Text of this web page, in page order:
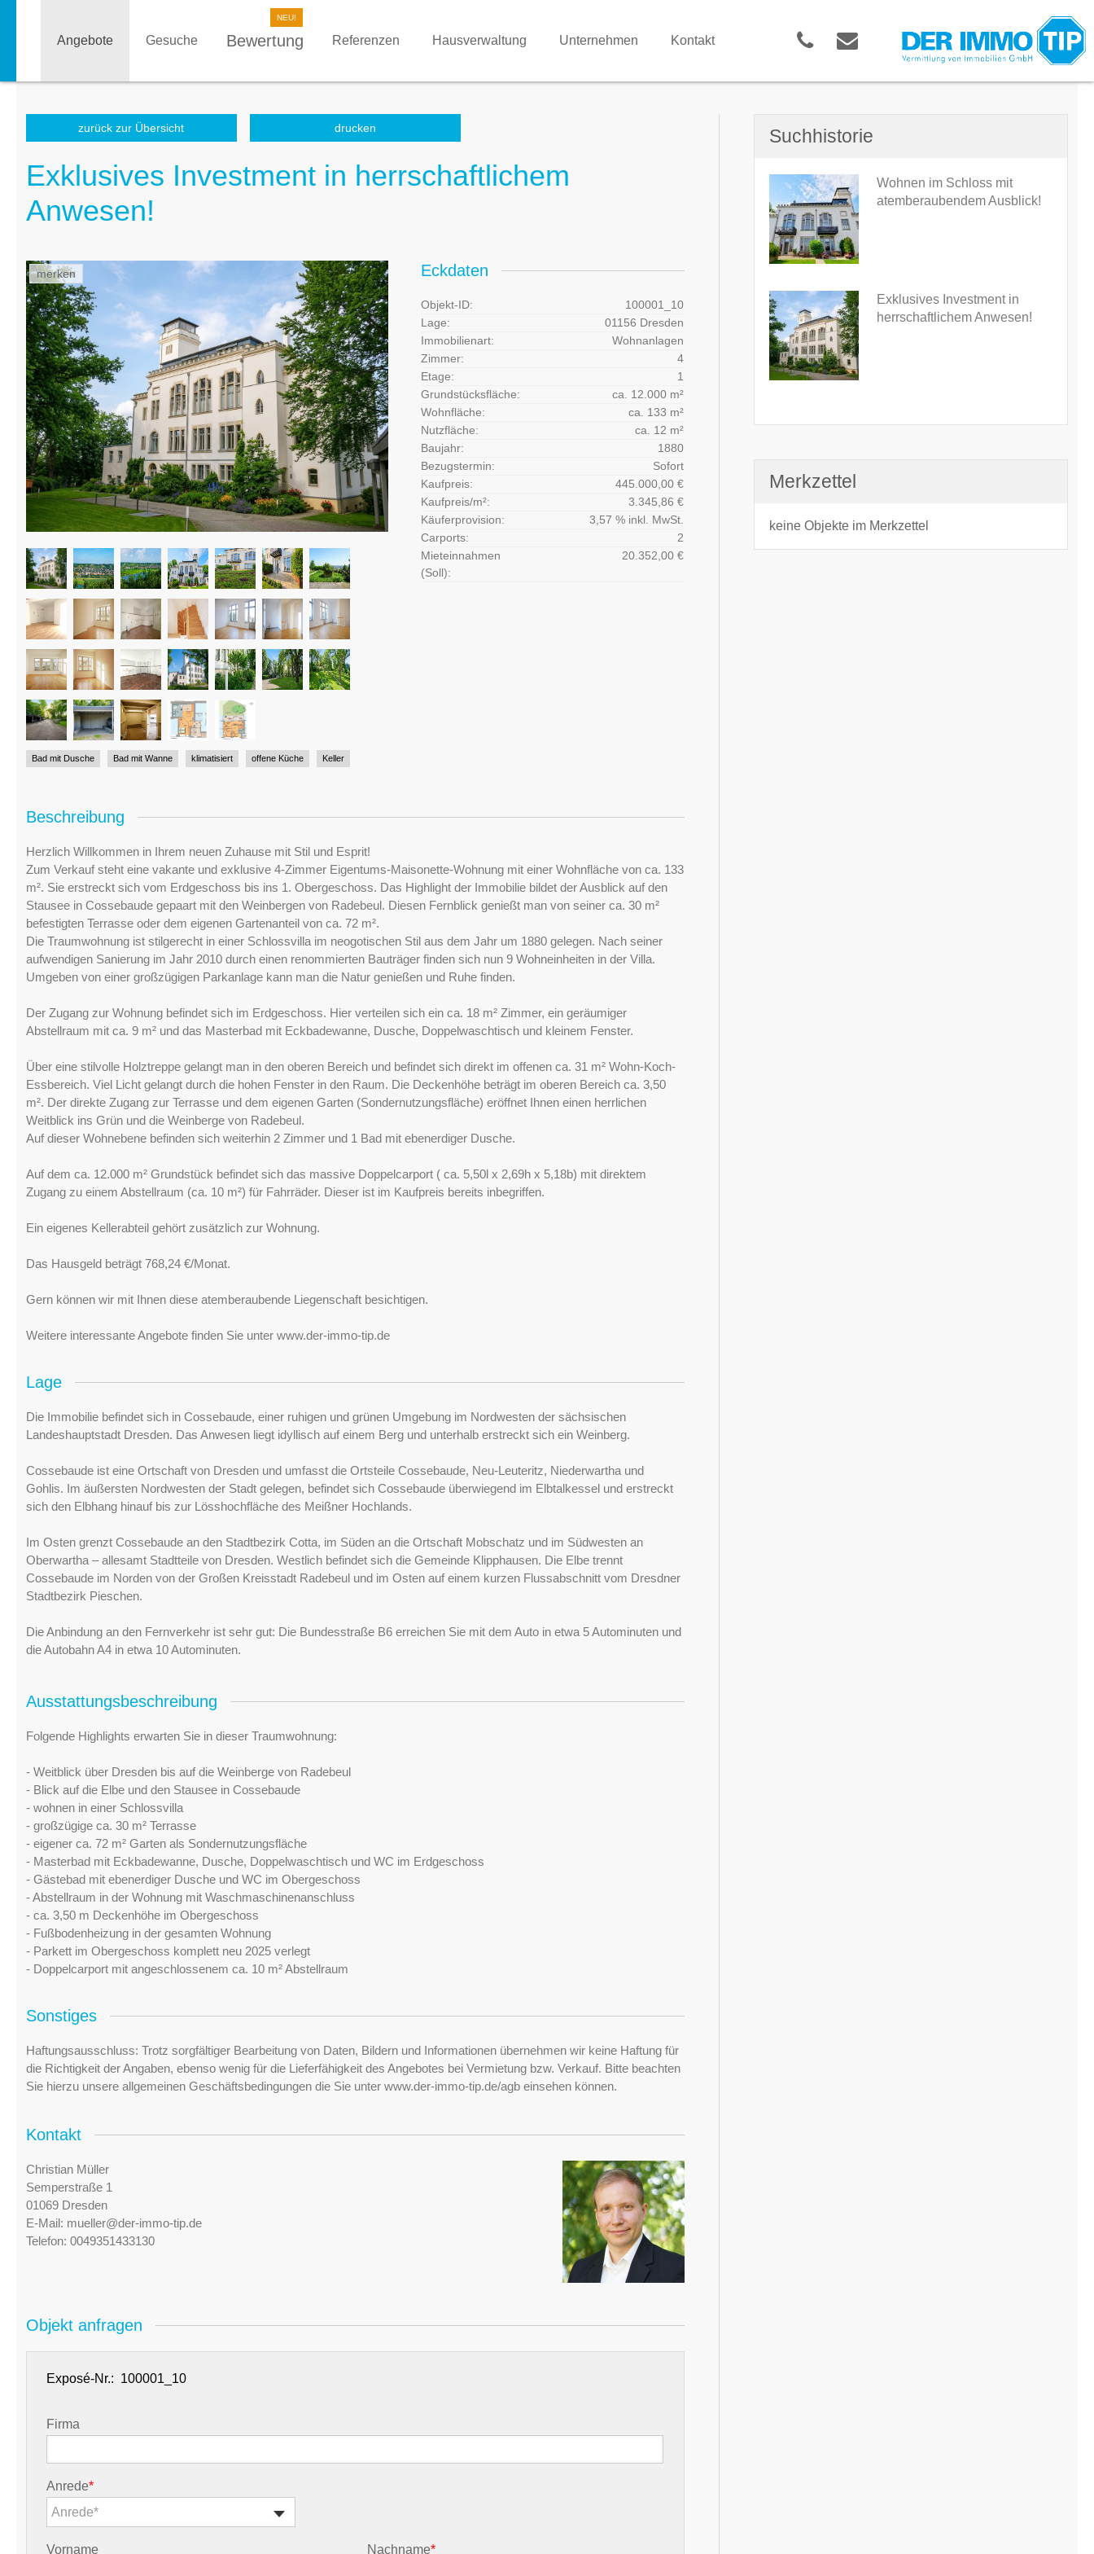
Angebote Gesuche Bewertung Referenzen Hausverwaltung Unternehmen Kontakt
zurück zur Übersicht drucken
Exklusives Investment in herrschaftlichem
Anwesen!
merken
Bad mit Dusche Bad mit Wanne klimatisiert offene Küche Keller
Eckdaten
Objekt-ID:
100001_10
Lage:
01156 Dresden
Immobilienart:
Wohnanlagen
Zimmer:
4
Etage:
1
Grundstücksfläche:
ca. 12.000 m²
Wohnfläche:
ca. 133 m²
Nutzfläche:
ca. 12 m²
Baujahr:
1880
Bezugstermin:
Sofort
Kaufpreis:
445.000,00 €
Kaufpreis/m²:
3.345,86 €
Käuferprovision:
3,57 % inkl. MwSt.
Carports:
2
Mieteinnahmen
(Soll):
20.352,00 €
Beschreibung
Herzlich Willkommen in Ihrem neuen Zuhause mit Stil und Esprit!
Zum Verkauf steht eine vakante und exklusive 4-Zimmer Eigentums-Maisonette-Wohnung mit einer Wohnfläche von ca. 133
m². Sie erstreckt sich vom Erdgeschoss bis ins 1. Obergeschoss. Das Highlight der Immobilie bildet der Ausblick auf den
Stausee in Cossebaude gepaart mit den Weinbergen von Radebeul. Diesen Fernblick genießt man von seiner ca. 30 m²
befestigten Terrasse oder dem eigenen Gartenanteil von ca. 72 m².
Die Traumwohnung ist stilgerecht in einer Schlossvilla im neogotischen Stil aus dem Jahr um 1880 gelegen. Nach seiner
aufwendigen Sanierung im Jahr 2010 durch einen renommierten Bauträger finden sich nun 9 Wohneinheiten in der Villa.
Umgeben von einer großzügigen Parkanlage kann man die Natur genießen und Ruhe finden.
Der Zugang zur Wohnung befindet sich im Erdgeschoss. Hier verteilen sich ein ca. 18 m² Zimmer, ein geräumiger
Abstellraum mit ca. 9 m² und das Masterbad mit Eckbadewanne, Dusche, Doppelwaschtisch und kleinem Fenster.
Über eine stilvolle Holztreppe gelangt man in den oberen Bereich und befindet sich direkt im offenen ca. 31 m² Wohn-Koch-
Essbereich. Viel Licht gelangt durch die hohen Fenster in den Raum. Die Deckenhöhe beträgt im oberen Bereich ca. 3,50
m². Der direkte Zugang zur Terrasse und dem eigenen Garten (Sondernutzungsfläche) eröffnet Ihnen einen herrlichen
Weitblick ins Grün und die Weinberge von Radebeul.
Auf dieser Wohnebene befinden sich weiterhin 2 Zimmer und 1 Bad mit ebenerdiger Dusche.
Auf dem ca. 12.000 m² Grundstück befindet sich das massive Doppelcarport ( ca. 5,50l x 2,69h x 5,18b) mit direktem
Zugang zu einem Abstellraum (ca. 10 m²) für Fahrräder. Dieser ist im Kaufpreis bereits inbegriffen.
Ein eigenes Kellerabteil gehört zusätzlich zur Wohnung.
Das Hausgeld beträgt 768,24 €/Monat.
Gern können wir mit Ihnen diese atemberaubende Liegenschaft besichtigen.
Weitere interessante Angebote finden Sie unter www.der-immo-tip.de
Lage
Die Immobilie befindet sich in Cossebaude, einer ruhigen und grünen Umgebung im Nordwesten der sächsischen
Landeshauptstadt Dresden. Das Anwesen liegt idyllisch auf einem Berg und unterhalb erstreckt sich ein Weinberg.
Cossebaude ist eine Ortschaft von Dresden und umfasst die Ortsteile Cossebaude, Neu-Leuteritz, Niederwartha und
Gohlis. Im äußersten Nordwesten der Stadt gelegen, befindet sich Cossebaude überwiegend im Elbtalkessel und erstreckt
sich den Elbhang hinauf bis zur Lösshochfläche des Meißner Hochlands.
Im Osten grenzt Cossebaude an den Stadtbezirk Cotta, im Süden an die Ortschaft Mobschatz und im Südwesten an
Oberwartha – allesamt Stadtteile von Dresden. Westlich befindet sich die Gemeinde Klipphausen. Die Elbe trennt
Cossebaude im Norden von der Großen Kreisstadt Radebeul und im Osten auf einem kurzen Flussabschnitt vom Dresdner
Stadtbezirk Pieschen.
Die Anbindung an den Fernverkehr ist sehr gut: Die Bundesstraße B6 erreichen Sie mit dem Auto in etwa 5 Autominuten und
die Autobahn A4 in etwa 10 Autominuten.
Ausstattungsbeschreibung
Folgende Highlights erwarten Sie in dieser Traumwohnung:
- Weitblick über Dresden bis auf die Weinberge von Radebeul
- Blick auf die Elbe und den Stausee in Cossebaude
- wohnen in einer Schlossvilla
- großzügige ca. 30 m² Terrasse
- eigener ca. 72 m² Garten als Sondernutzungsfläche
- Masterbad mit Eckbadewanne, Dusche, Doppelwaschtisch und WC im Erdgeschoss
- Gästebad mit ebenerdiger Dusche und WC im Obergeschoss
- Abstellraum in der Wohnung mit Waschmaschinenanschluss
- ca. 3,50 m Deckenhöhe im Obergeschoss
- Fußbodenheizung in der gesamten Wohnung
- Parkett im Obergeschoss komplett neu 2025 verlegt
- Doppelcarport mit angeschlossenem ca. 10 m² Abstellraum
Sonstiges
Haftungsausschluss: Trotz sorgfältiger Bearbeitung von Daten, Bildern und Informationen übernehmen wir keine Haftung für
die Richtigkeit der Angaben, ebenso wenig für die Lieferfähigkeit des Angebotes bei Vermietung bzw. Verkauf. Bitte beachten
Sie hierzu unsere allgemeinen Geschäftsbedingungen die Sie unter www.der-immo-tip.de/agb einsehen können.
Kontakt
Christian Müller
Semperstraße 1
01069 Dresden
E-Mail: mueller@der-immo-tip.de
Telefon: 0049351433130
Objekt anfragen
Exposé-Nr.:
Firma
Anrede*
Anrede*
Vorname Nachname*
Suchhistorie
Wohnen im Schloss mit
atemberaubendem Ausblick!
Exklusives Investment in
herrschaftlichem Anwesen!
Merkzettel
keine Objekte im Merkzettel